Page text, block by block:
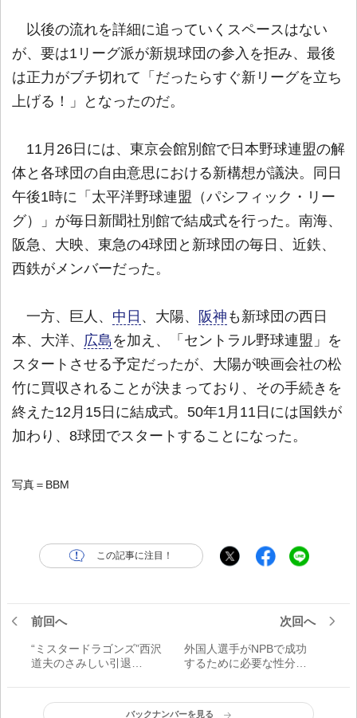
以後の流れを詳細に追っていくスペースはない
が、要は1リーグ派が新規球団の参入を拒み、最後
は正力がブチ切れて「だったらすぐ新リーグを立ち
上げる！」となったのだ。
11月26日には、東京会館別館で日本野球連盟の解
体と各球団の自由意思における新構想が議決。同日
午後1時に「太平洋野球連盟（パシフィック・リー
グ）」が毎日新聞社別館で結成式を行った。南海、
阪急、大映、東急の4球団と新球団の毎日、近鉄、
西鉄がメンバーだった。
一方、巨人、 中日 、大陽、 阪神 も新球団の西日
本、大洋、 広島 を加え、「セントラル野球連盟」を
スタートさせる予定だったが、大陽が映画会社の松
竹に買収されることが決まっており、その手続きを
終えた12月15日に結成式。50年1月11日には国鉄が
加わり、8球団でスタートすることになった。
写真＝BBM
この記事に注目！
前回へ
“ミスタードラゴンズ”西沢
道夫のさみしい引退
次回へ
外国人選手がNPBで成功
するために必要な性分と
バックナンバーを見る